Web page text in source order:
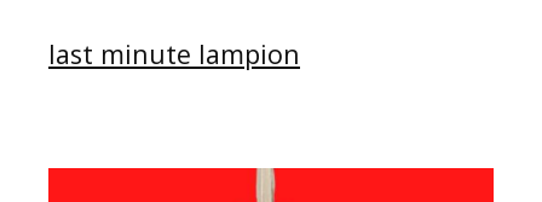
last minute lampion